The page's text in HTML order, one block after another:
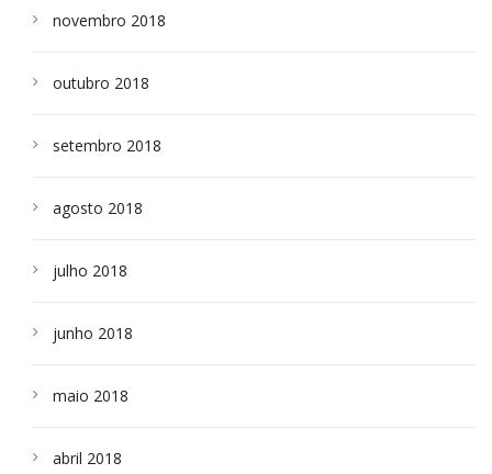
novembro 2018
outubro 2018
setembro 2018
agosto 2018
julho 2018
junho 2018
maio 2018
abril 2018